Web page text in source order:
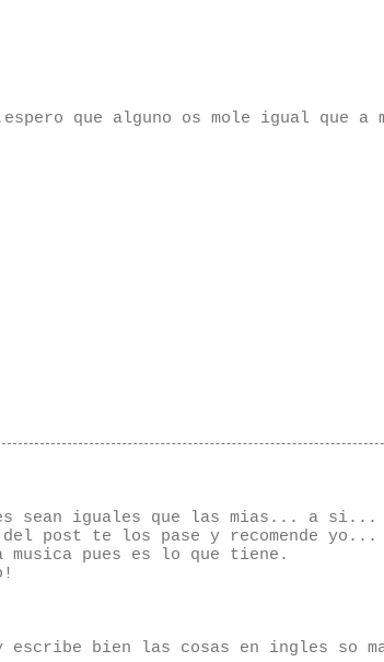
que alguno os mole igual que
sean iguales que las mias... a si...
post te los pase y recomende
musica pues es lo que tiene.
bien las cosas en ingles so